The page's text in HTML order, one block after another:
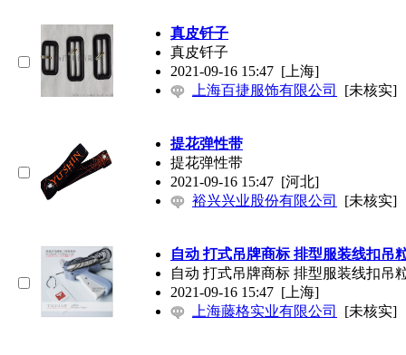
真皮钎子
真皮钎子
2021-09-16 15:47 [上海]
上海百捷服饰有限公司
[未核实]
提花弹性带
提花弹性带
2021-09-16 15:47 [河北]
裕兴兴业股份有限公司
[未核实]
自动 打式吊牌商标 排型服装线扣吊
自动 打式吊牌商标 排型服装线扣吊
2021-09-16 15:47 [上海]
上海藤格实业有限公司
[未核实]